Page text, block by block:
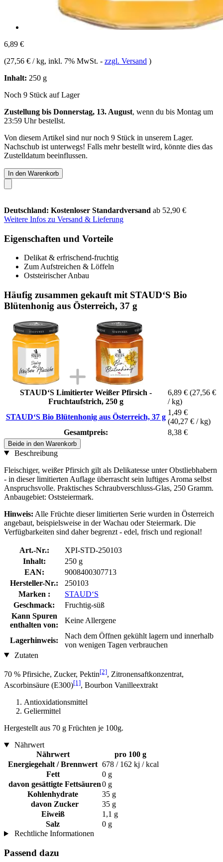
6,89 €
(27,56 € / kg, inkl. 7% MwSt. - zzgl. Versand )
Inhalt: 250 g
Noch 9 Stück auf Lager
Zustellung bis Donnerstag, 13. August, wenn du bis Montag um
23:59 Uhrbestellst.
Von diesem Artikel sind nur noch 9 Stück in unserem Lager.
Nachschub ist unterwegs! Falls mehr bestellt wird, könnte dies das
Zustelldatum beeinflussen.
In den Warenkorb
Deutschland: Kostenloser Standardversand ab 52,90 €
Weitere Infos zu Versand & Lieferung
Eigenschaften und Vorteile
Delikat & erfrischend-fruchtig
Zum Aufstreichen & Löffeln
Oststeirischer Anbau
Häufig zusammen gekauft mit STAUD‘S Bio
Blütenhonig aus Österreich, 37 g
STAUD‘S Limitierter Weißer Pfirsich -
Fruchtaufstrich, 250 g
6,89 € (27,56 €
/ kg)
STAUD‘S Bio Blütenhonig aus Österreich, 37 g
1,49 €
(40,27 € / kg)
Gesamtpreis:
8,38 €
Beide in den Warenkorb
Beschreibung
Fleischiger, weißer Pfirsich gilt als Delikatesse unter Obstliebhabern
- in dieser limitierten Auflage überrascht sein luftiges Aroma selbst
Anspruchsvolle. Praktisches Schraubverschluss-Glas, 250 Gramm.
Anbaugebiet: Oststeiermark.
Hinweis: Alle Früchte dieser limitierten Serie wurden in Österreich
angebaut, beispielsweise in der Wachau oder Steiermark. Die
Verfügbarkeiten sind daher begrenzt - edel, frisch und regional!
Art.-Nr.:
XPI-STD-250103
Inhalt:
250 g
EAN:
9008400307713
Hersteller-Nr.:
250103
Marken :
STAUD‘S
Geschmack:
Fruchtig-süß
Kann Spuren
enthalten von:
Keine Allergene
Lagerhinweis:
Nach dem Öffnen gekühlt lagern und innerhalb
von wenigen Tagen verbrauchen
Zutaten
70 % Pfirsiche, Zucker, Pektin[2], Zitronensaftkonzentrat,
Ascorbinsäure (E300)[1], Bourbon Vanilleextrakt
Antioxidationsmittel
Geliermittel
Hergestellt aus 70 g Früchten je 100g.
Nährwert
Nährwert
pro 100 g
Energiegehalt / Brennwert 678 / 162 kj / kcal
Fett
0 g
davon gesättigte Fettsäuren0 g
Kohlenhydrate
35 g
davon Zucker
35 g
Eiweiß
1,1 g
Salz
0 g
Rechtliche Informationen
Passend dazu